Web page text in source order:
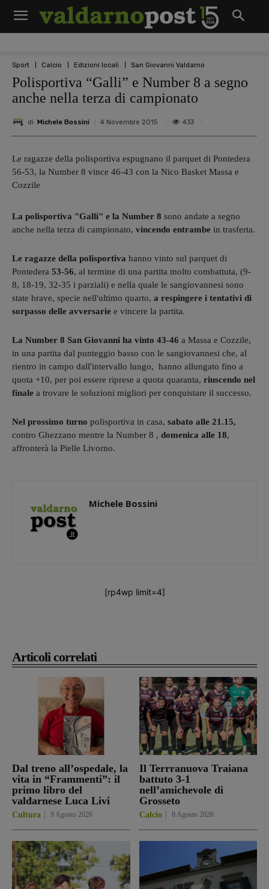
Sport Calcio Edizioni locali San Giovanni Valdarno
Polisportiva “Galli” e Number 8 a segno
anche nella terza di campionato
di Michele Bossini 4 Novembre 2015 433
Articoli correlati
Dal treno all’ospedale, la
vita in “Frammenti”: il
primo libro del
valdarnese Luca Livi
Cultura 9 Agosto 2026
Il Terrranuova Traiana
battuto 3-1
nell’amichevole di
Grosseto
Calcio 8 Agosto 2026
Le ragazze della polisportiva espugnano il parquet di Pontedera
56-53, la Number 8 vince 46-43 con la Nico Basket Massa e
Cozzile
La polisportiva "Galli" e la Number 8 sono andate a segno
anche nella terza di campionato, vincendo entrambe in trasferta.
Le ragazze della polisportiva hanno vinto sul parquet di
Pontedera 53-56, al termine di una partita molto combattuta, (9-
8, 18-19, 32-35 i parziali) e nella quale le sangiovannesi sono
state brave, specie nell'ultimo quarto, a respingere i tentativi di
sorpasso delle avversarie e vincere la partita.
La Number 8 San Giovanni ha vinto 43-46 a Massa e Cozzile,
in una partita dal punteggio basso con le sangiovannesi che, al
rientro in campo dall'intervallo lungo, hanno allungato fino a
quota +10, per poi essere riprese a quota quaranta, riuscendo nel
finale a trovare le soluzioni migliori per conquistare il successo.
Nel prossimo turno polisportiva in casa, sabato alle 21.15,
contro Ghezzano mentre la Number 8 , domenica alle 18,
affronterà la Pielle Livorno.
Michele Bossini
[rp4wp limit=4]